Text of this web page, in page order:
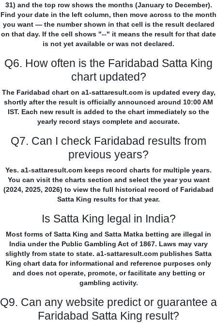
31) and the top row shows the months (January to December).
Find your date in the left column, then move across to the month
you want — the number shown in that cell is the result declared
on that day. If the cell shows "--" it means the result for that date
is not yet available or was not declared.
Q6. How often is the Faridabad Satta King
chart updated?
The Faridabad chart on a1-sattaresult.com is updated every day,
shortly after the result is officially announced around 10:00 AM
IST. Each new result is added to the chart immediately so the
yearly record stays complete and accurate.
Q7. Can I check Faridabad results from
previous years?
Yes. a1-sattaresult.com keeps record charts for multiple years.
You can visit the charts section and select the year you want
(2024, 2025, 2026) to view the full historical record of Faridabad
Satta King results for that year.
Is Satta King legal in India?
Most forms of Satta King and Satta Matka betting are illegal in
India under the Public Gambling Act of 1867. Laws may vary
slightly from state to state. a1-sattaresult.com publishes Satta
King chart data for informational and reference purposes only
and does not operate, promote, or facilitate any betting or
gambling activity.
Q9. Can any website predict or guarantee a
Faridabad Satta King result?